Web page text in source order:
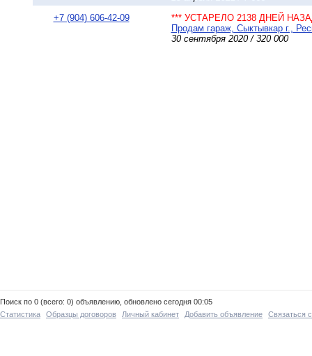
+7 (904) 606-42-09
*** УСТАРЕЛО 2138 ДНЕЙ
Продам гараж, Сыктывкар г.,
30 сентября 2020 / 320 000
Поиск по 0 (всего: 0) объявлению, обновлено сегодня 00:05
Статистика
Образцы договоров Личный кабинет Добавить объявление Связаться